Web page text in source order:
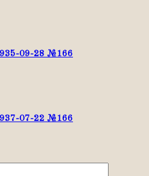
09-28 №166
07-22 №166